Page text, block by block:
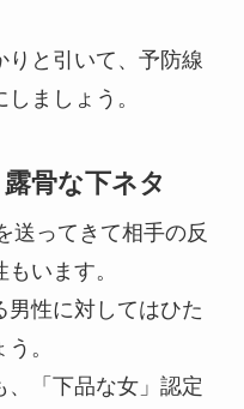
りと引いて、予防線
ましょう。
骨な下ネタ
送ってきて相手の反
います。
男性に対してはひた
。
、「下品な女」認定